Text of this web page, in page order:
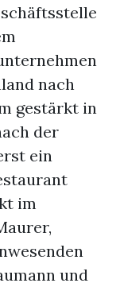
nach
gestärkt in
der
ein
im
und